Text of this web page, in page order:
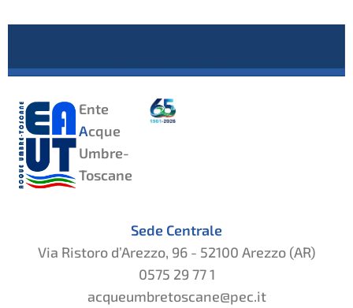
Ente
Acque
Umbre-
Toscane
Sede Centrale
Via Ristoro d’Arezzo, 96 - 52100 Arezzo (AR)
0575 29 77 1
acqueumbretoscane@pec.it